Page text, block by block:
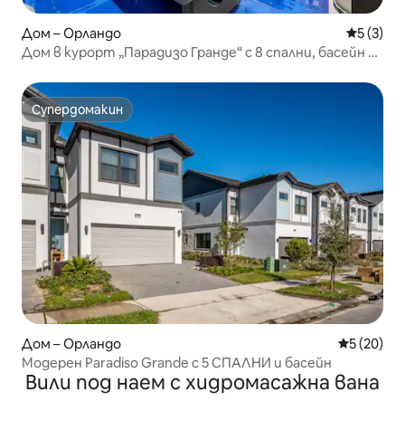
Дом – Орландо Средна
5 (3)
Дом в курорт „Парадизо Гранде“ с 8 спални, басейн и
Супердомакин
Супердомакин
Дом – Орландо Средна
5 (20)
Модерен Paradiso Grande с 5 СПАЛНИ и басейн
Вили под наем с хидромасажна вана